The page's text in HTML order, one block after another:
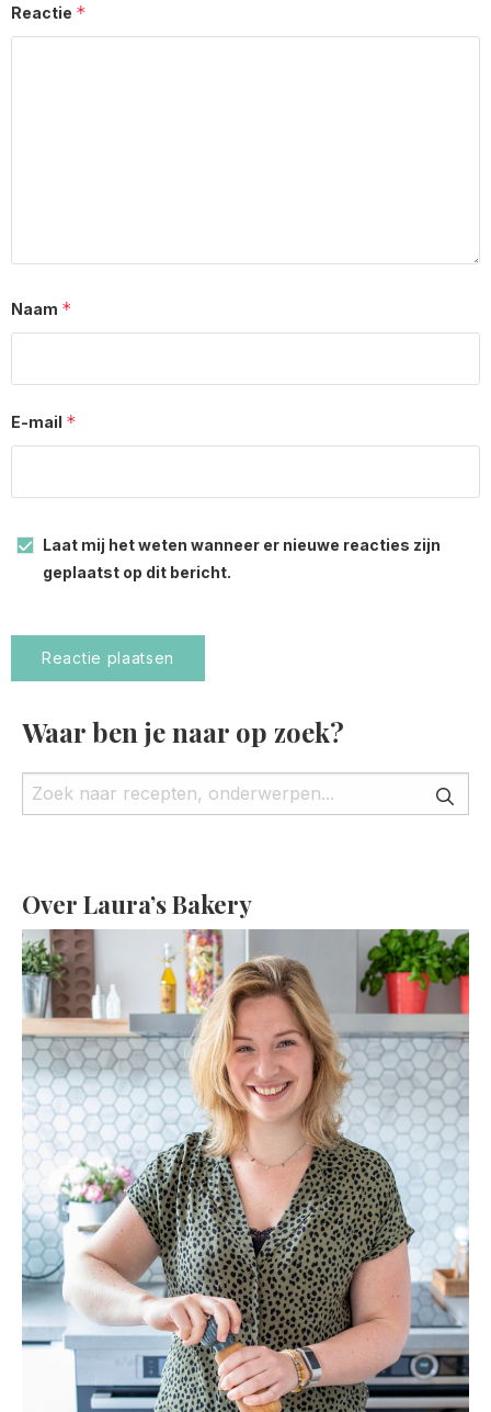
Reactie *
Naam *
E-mail *
Laat mij het weten wanneer er nieuwe reacties zijn
geplaatst op dit bericht.
Waar ben je naar op zoek?
Over Laura’s Bakery